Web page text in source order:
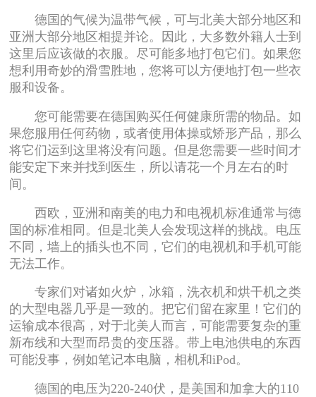
德国的气候为温带气候，可与北美大部分地区和
亚洲大部分地区相提并论。因此，大多数外籍人士到
这里后应该做的衣服。尽可能多地打包它们。如果您
想利用奇妙的滑雪胜地，您将可以方便地打包一些衣
服和设备。
您可能需要在德国购买任何健康所需的物品。如
果您服用任何药物，或者使用体操或矫形产品，那么
将它们运到这里将没有问题。但是您需要一些时间才
能安定下来并找到医生，所以请花一个月左右的时
间。
西欧，亚洲和南美的电力和电视机标准通常与德
国的标准相同。但是北美人会发现这样的挑战。电压
不同，墙上的插头也不同，它们的电视机和手机可能
无法工作。
专家们对诸如火炉，冰箱，洗衣机和烘干机之类
的大型电器几乎是一致的。把它们留在家里！它们的
运输成本很高，对于北美人而言，可能需要复杂的重
新布线和大型而昂贵的变压器。带上电池供电的东西
可能没事，例如笔记本电脑，相机和iPod。
德国的电压为220-240伏，是美国和加拿大的110